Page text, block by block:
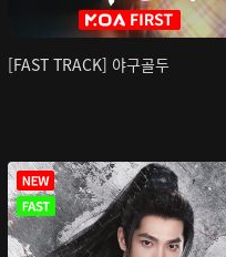
[FAST TRACK] 야구골두